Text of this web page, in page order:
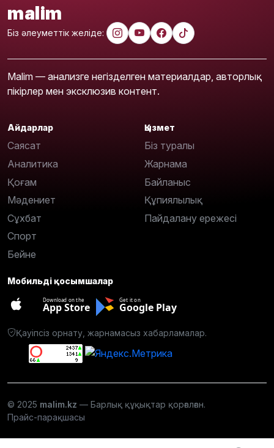
malim
Біз әлеуметтік желіде:
Malim — анализге негізделген материалдар, авторлық
пікірлер мен эксклюзив контент.
Айдарлар
Саясат
Аналитика
Қоғам
Мәдениет
Сұхбат
Спорт
Бейне
Қызмет
Біз туралы
Жарнама
Байланыс
Құпиялылық
Пайдалану ережесі
Мобильді қосымшалар
Download on the
App Store
Get it on
Google Play
Қауіпсіз орнату, жарнамасыз хабарламалар.
© 2025 malim.kz — Барлық құқықтар қорғалған.
Прайс-парақшасы